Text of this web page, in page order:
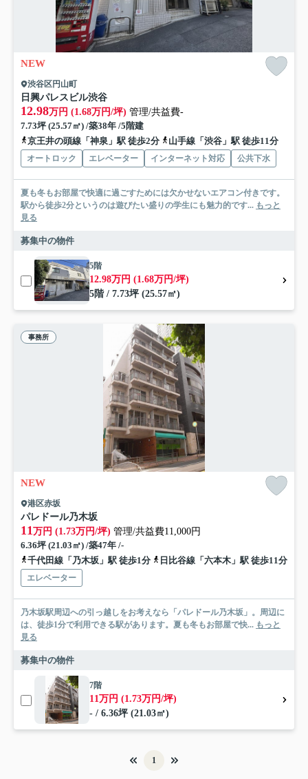
NEW
渋谷区円山町
日興パレスビル渋谷
12.98万円 (1.68万円/坪) 管理/共益費-
7.73坪 (25.57㎡) /築38年 /5階建
京王井の頭線「神泉」駅 徒歩2分
山手線「渋谷」駅 徒歩11分
オートロック エレベーター インターネット対応 公共下水
夏も冬もお部屋で快適に過ごすためには欠かせないエアコン付きです。
駅から徒歩2分というのは遊びたい盛りの学生にも魅力的です... もっと
見る
募集中の物件
5階
12.98万円 (1.68万円/坪)
5階 / 7.73坪 (25.57㎡)
事務所
NEW
港区赤坂
パレドール乃木坂
11万円 (1.73万円/坪) 管理/共益費11,000円
6.36坪 (21.03㎡) /築47年 /-
千代田線「乃木坂」駅 徒歩1分
日比谷線「六本木」駅 徒歩11分
エレベーター
乃木坂駅周辺への引っ越しをお考えなら「パレドール乃木坂」。周辺に
は、徒歩1分で利用できる駅があります。夏も冬もお部屋で快... もっと
見る
募集中の物件
7階
11万円 (1.73万円/坪)
- / 6.36坪 (21.03㎡)
1